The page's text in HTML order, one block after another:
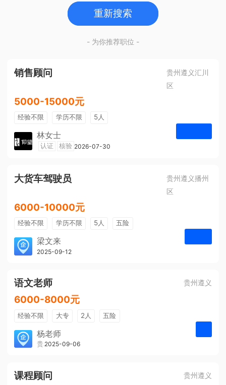
重新搜索
- 为你推荐职位 -
销售顾问
贵州遵义汇川
区
5000-15000元
经验不限 学历不限 5人
林女士
遵义仰望体验空间
认证 核验 2026-07-30
大货车驾驶员
贵州遵义播州
区
6000-10000元
经验不限 学历不限 5人
五险
免费培训
包住宿
梁文来
贵州璟琦物流有限公司
2025-09-12
语文老师 贵州遵义
6000-8000元
经验不限 大专 2人
五险
带薪年假
年终奖
免费培训
包住宿
杨老师
贵州大美前程文化发展有限公司
2025-09-06
课程顾问 贵州遵义